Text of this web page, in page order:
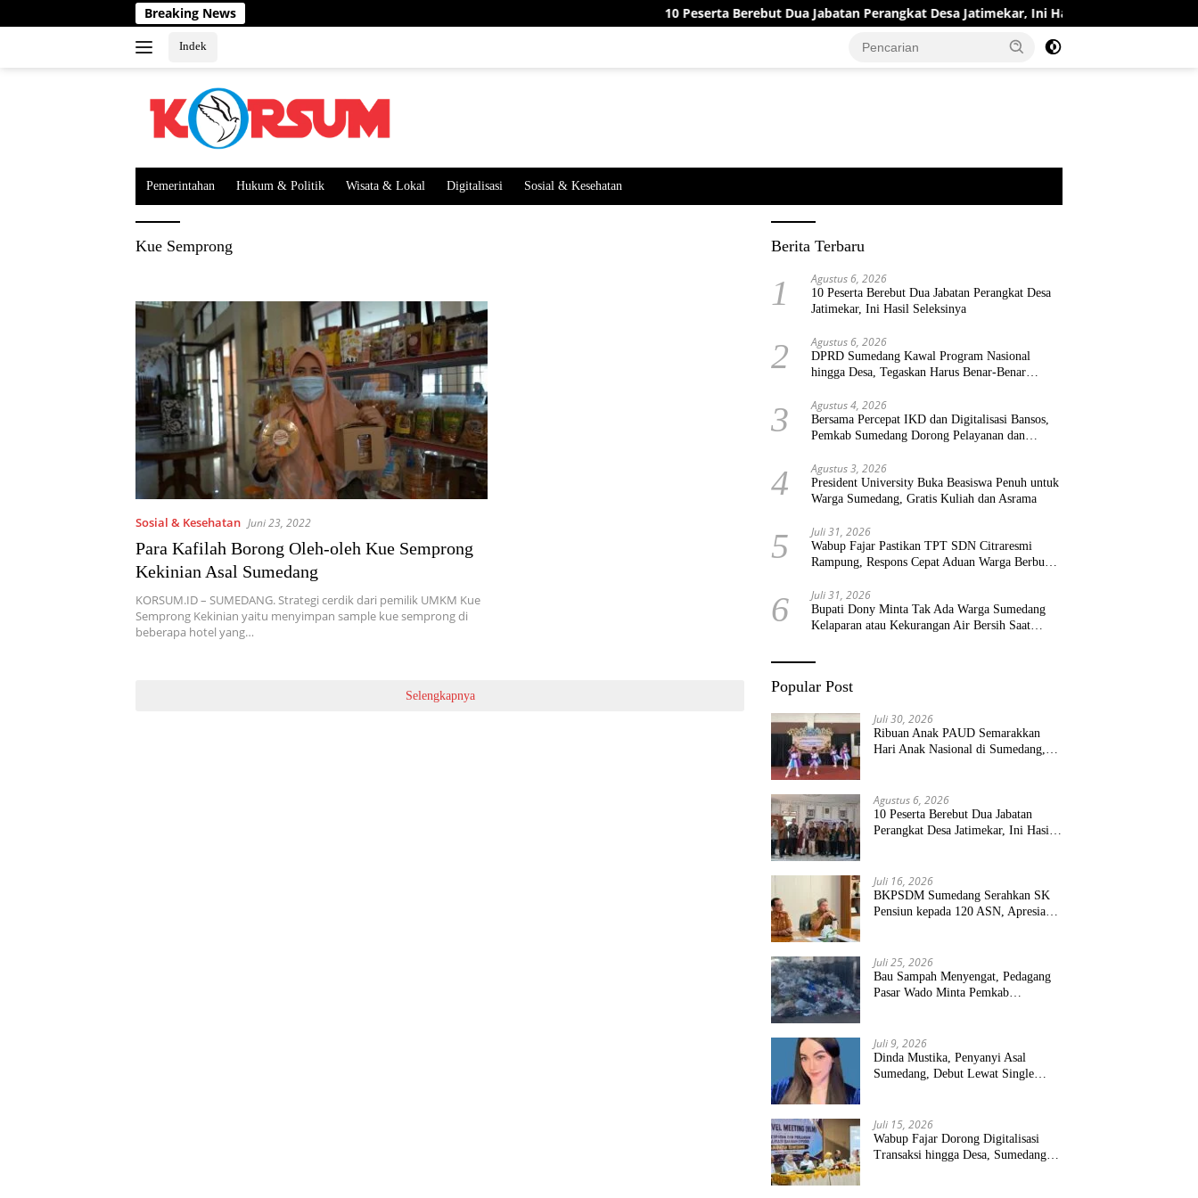
ke
Breaking News 10 Peserta Berebut Dua Jabatan Perangkat Desa Jatimekar, Ini Hasil Seleksinya
Indek
Pemerintahan Hukum & Politik Wisata & Lokal Digitalisasi Sosial & Kesehatan
Kue Semprong
Sosial & Kesehatan Juni 23, 2022
Para Kafilah Borong Oleh-oleh Kue Semprong
Kekinian Asal Sumedang
KORSUM.ID – SUMEDANG. Strategi cerdik dari pemilik UMKM Kue
Semprong Kekinian yaitu menyimpan sample kue semprong di
beberapa hotel yang…
Selengkapnya
Berita Terbaru
1 Agustus 6, 2026
10 Peserta Berebut Dua Jabatan Perangkat Desa
Jatimekar, Ini Hasil Seleksinya
2 Agustus 6, 2026
DPRD Sumedang Kawal Program Nasional
hingga Desa, Tegaskan Harus Benar-Benar
3 Agustus 4, 2026
Bersama Percepat IKD dan Digitalisasi Bansos,
Pemkab Sumedang Dorong Pelayanan dan
4 Agustus 3, 2026
President University Buka Beasiswa Penuh untuk
Warga Sumedang, Gratis Kuliah dan Asrama
5 Juli 31, 2026
Wabup Fajar Pastikan TPT SDN Citraresmi
Rampung, Respons Cepat Aduan Warga Berbuah
6 Juli 31, 2026
Bupati Dony Minta Tak Ada Warga Sumedang
Kelaparan atau Kekurangan Air Bersih Saat
Popular Post
Juli 30, 2026
Ribuan Anak PAUD Semarakkan
Hari Anak Nasional di Sumedang,
Agustus 6, 2026
10 Peserta Berebut Dua Jabatan
Perangkat Desa Jatimekar, Ini Hasil
Juli 16, 2026
BKPSDM Sumedang Serahkan SK
Pensiun kepada 120 ASN, Apresiasi
Juli 25, 2026
Bau Sampah Menyengat, Pedagang
Pasar Wado Minta Pemkab
Juli 9, 2026
Dinda Mustika, Penyanyi Asal
Sumedang, Debut Lewat Single
Juli 15, 2026
Wabup Fajar Dorong Digitalisasi
Transaksi hingga Desa, Sumedang